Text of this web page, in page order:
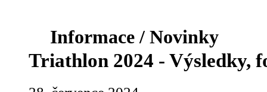
Informace / Novinky
Triathlon 2024 - Výsledky,